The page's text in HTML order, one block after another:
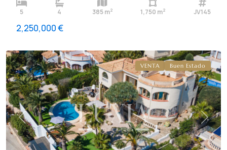
5 4 385 m2 1,750 m2 JV145
2,250,000 €
Balcón
al
mar,
Previous Next
VENTA Buen Estado